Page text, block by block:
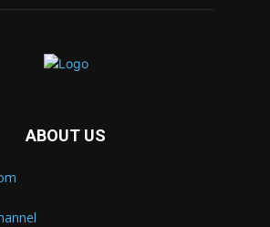
ABOUT US